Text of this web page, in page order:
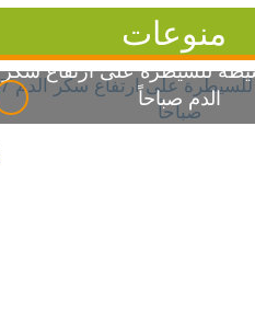
منوعات
للسيطرة على ارتفاع سكر
الدم صباحاً